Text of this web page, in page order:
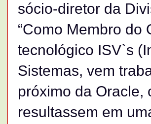
sócio-diretor da
“Como Membro do
tecnológico ISV`s
Sistemas, vem
próximo da Oracle,
resultassem em